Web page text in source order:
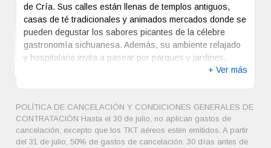
de Cría. Sus calles están llenas de templos antiguos,
casas de té tradicionales y animados mercados donde se
pueden degustar los sabores picantes de la célebre
gastronomía sichuanesa. Además, su ambiente relajado
y hospitalario invita a pasear por parques y jardines,
convirtiendo a Chengdú en un destino cautivador para
+ Ver más
POLÍTICA DE CANCELACIÓN Y CONDICIONES GENERALES DE
CONTRATACIÓN Hasta el 30 de julio, no aplican gastos de
cancelación, excepto que los TKT aéreos estén emitidos. A partir
del 31 de julio, 50% de gastos de cancelación. 30 días antes de